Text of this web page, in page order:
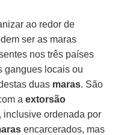
ao redor de
ser as maras
nos três países
gangues locais ou
duas maras. São
a extorsão
inclusive ordenada por
encarcerados, mas